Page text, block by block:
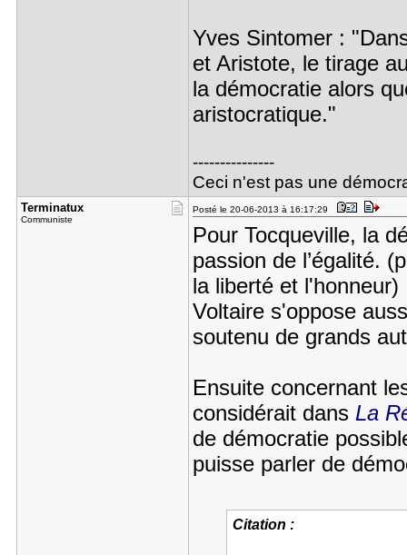
Yves Sintomer :
et Aristote, le tirage
la démocratie alors
aristocratique."
---------------
Ceci n'est pas une
Terminatux
Communiste
Posté le 20-06-2013 à 16:17:29
Pour Tocqueville, la
passion de l’égalité.
la liberté et l'honneur)
Voltaire s'oppose
soutenu de grands
Ensuite concernant
considérait dans La
de démocratie
puisse parler de
Citation :